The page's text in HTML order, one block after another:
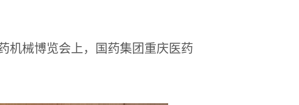
机械博览会上，国药集团重庆医药